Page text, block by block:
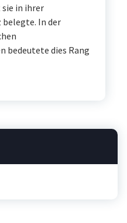
sie in ihrer
belegte. In der
bedeutete dies Rang